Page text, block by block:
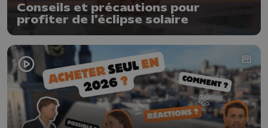
Conseils et précautions pour
profiter de l'éclipse solaire